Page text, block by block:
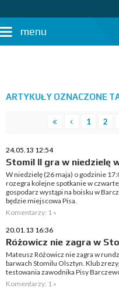
menu
ARTYKUŁY OZNACZONE
1 2
24.05.13 12:54
Stomil II gra w niedzielę
W niedzielę (26 maja) o godzinie
rozegra kolejne spotkanie w
gospodarz wystąpi na boisku w
będzie miejscowa Pisa.
Komentarzy: 1 »
20.01.13 16:36
Różowicz nie zagra w
Mateusz Różowicz nie zagra w
barwach Stomilu Olsztyn. Klub
testowania zawodnika Pisy
Komentarzy: 1 »